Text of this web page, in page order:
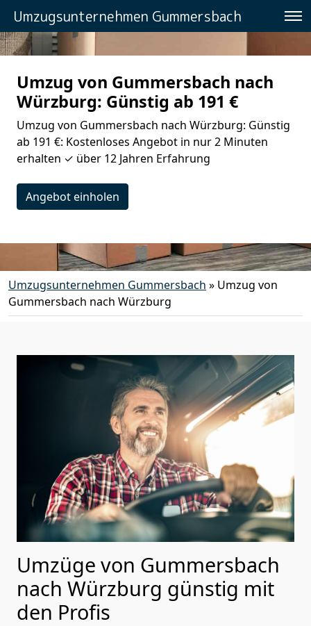
Umzugsunternehmen Gummersbach
Umzug von Gummersbach nach
Würzburg: Günstig ab 191 €
Umzug von Gummersbach nach Würzburg: Günstig
ab 191 €: Kostenloses Angebot in nur 2 Minuten
erhalten ✓ über 12 Jahren Erfahrung
Angebot einholen
Umzugsunternehmen Gummersbach » Umzug von
Gummersbach nach Würzburg
Umzüge von Gummersbach
nach Würzburg günstig mit
den Profis